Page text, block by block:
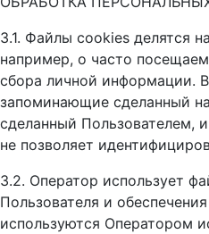
3.1. Файлы сookies делятся
например, о часто
сбора личной информации.
запоминающие сделанный
сделанный Пользователем,
не позволяет
3.2. Оператор использует
Пользователя и
используются Оператором